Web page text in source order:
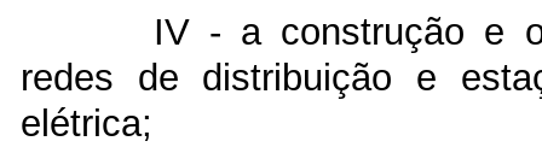
IV - a construção e
redes de distribuição e
elétrica;